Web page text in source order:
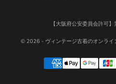
【大阪府公安委員会許可
© 2026 - ヴィンテージ古着のオンラ